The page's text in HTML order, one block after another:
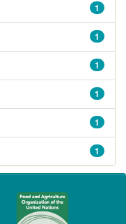
1
1
1
1
1
1